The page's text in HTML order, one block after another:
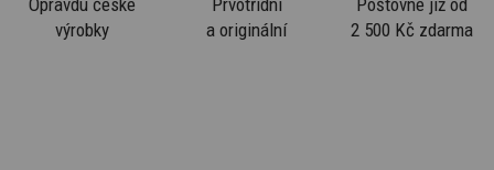
výrobky
a originální
2 500 Kč zdarma